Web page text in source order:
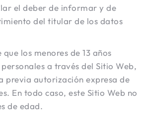
el deber de informar y de
del titular de los datos
los menores de 13 años
a través del Sitio Web,
previa autorización expresa de
En todo caso, este Sitio Web no
de edad.